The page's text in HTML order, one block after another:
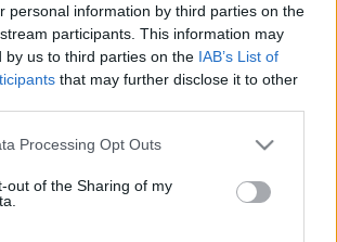
personal information by third parties on the
participants. This information may
by us to third parties on the IAB’s List of
that may further disclose it to other
website/app uses one or more Google
visit or usage behaviour. You may click to
to Google and its third-party tags to
below specified purposes in below Google
Processing Opt Outs
out of the Sharing of my
(főszerepbenBakos-Kiss Gábor )
hiszen nincsenek benne
recitativo előadott
a kereszténység előtti, szemet szemért,
világát idézi a sok ütőhangszer,
segítségével, melyek
teszik a zenei fordulatokat.